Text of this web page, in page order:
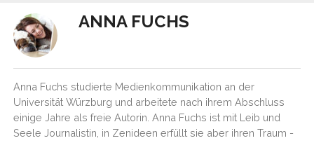
ANNA FUCHS
Anna Fuchs studierte Medienkommunikation an der
Universität Würzburg und arbeitete nach ihrem Abschluss
einige Jahre als freie Autorin. Anna Fuchs ist mit Leib und
Seele Journalistin, in Zenideen erfüllt sie aber ihren Traum -